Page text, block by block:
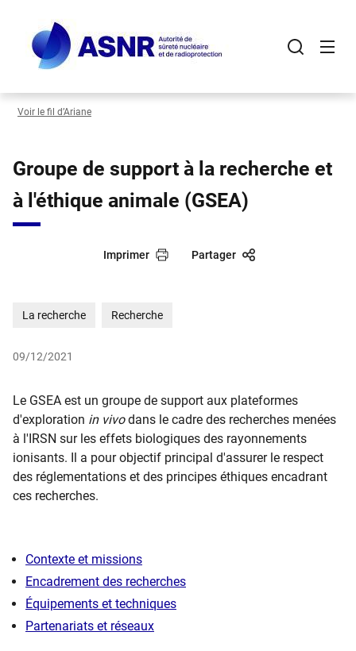
contenu
principal
Voir le fil d’Ariane
Groupe de support à la recherche et
à l'éthique animale (GSEA)
Imprimer Partager
La recherche Recherche
09/12/2021
Le GSEA est un groupe de support aux plateformes
d'exploration in vivodans le cadre des recherches menées
à l'IRSN sur les effets biologiques des rayonnements
ionisants. Il a pour objectif principal d'assurer le respect
des réglementations et des principes éthiques encadrant
ces recherches.
Contexte et missions
Encadrement des recherches
Équipements et techniques
Partenariats et réseaux